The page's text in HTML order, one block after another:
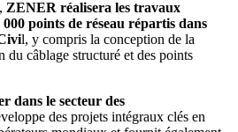
ZENER réalisera les travaux
points de réseau répartis dans
l, y compris la conception de la
du câblage structuré et des points
dans le secteur des
des projets intégraux clés en